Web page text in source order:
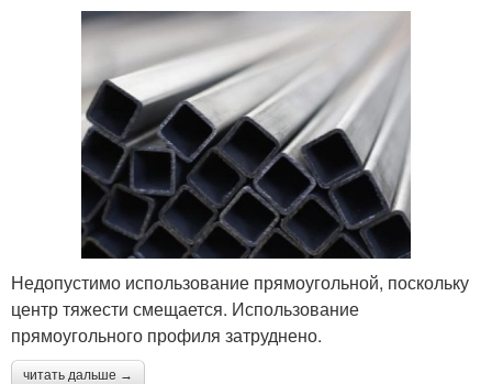
Недопустимо использование прямоугольной, поскольку
центр тяжести смещается. Использование
прямоугольного профиля затруднено.
читать дальше →